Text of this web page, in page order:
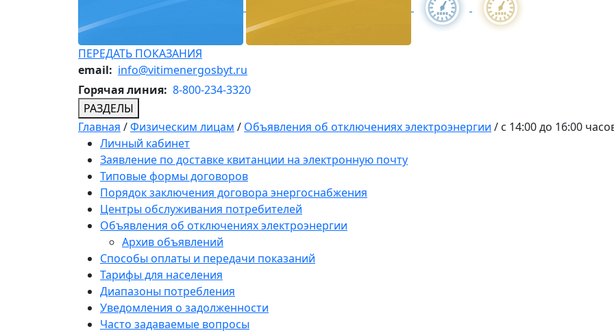
ПЕРЕДАТЬ ПОКАЗАНИЯ
email: info@vitimenergosbyt.ru
Горячая линия: 8-800-234-3320
РАЗДЕЛЫ
Главная /Физическим лицам / Объявления об отключениях электроэнергии / с 14:00 до 16:00
Личный кабинет
Заявление по доставке квитанции на электронную почту
Типовые формы договоров
Порядок заключения договора энергоснабжения
Центры обслуживания потребителей
Объявления об отключениях электроэнергии
Архив объявлений
Способы оплаты и передачи показаний
Тарифы для населения
Диапазоны потребления
Уведомления о задолженности
Часто задаваемые вопросы